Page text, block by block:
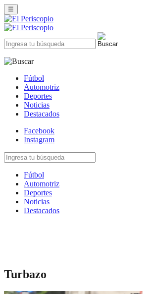
☰
Fútbol
Automotriz
Deportes
Noticias
Destacados
Facebook
Instagram
Fútbol
Automotriz
Deportes
Noticias
Destacados
Turbazo